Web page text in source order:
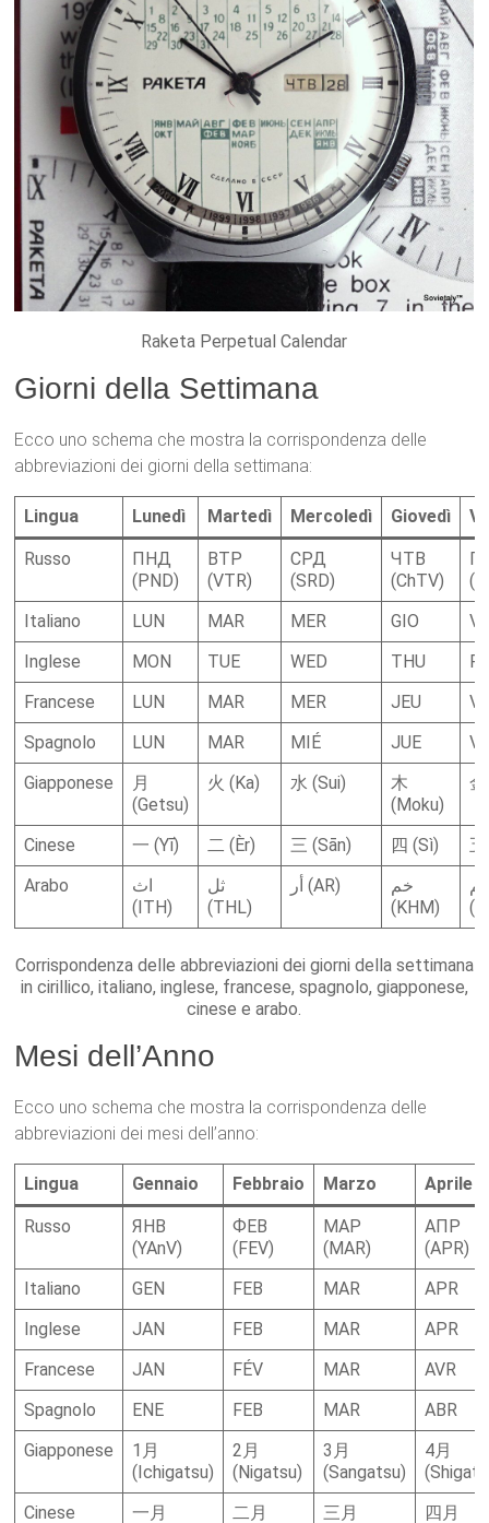
Raketa Perpetual Calendar
Giorni della Settimana
Ecco uno schema che mostra la corrispondenza delle
abbreviazioni dei giorni della settimana:
Lingua Lunedì Martedì Mercoledì Giovedì
Russo
ПНД
(PND)
ВТР
(VTR)
СРД
(SRD)
ЧТВ
(ChTV)
Italiano
LUN MAR MER GIO
Inglese
MON TUE WED THU
Francese
LUN MAR MER JEU
Spagnolo
LUN MAR MIÉ JUE
Giapponese
月
(Getsu)
火 (Ka) 水 (Sui)
木
(Moku)
Cinese 一 (Yī) 二 (Èr) 三 (Sān) 四 (Sì)
Arabo
اث
(ITH)
ثل
(THL)
أر (AR)
خم
(KHM)
Corrispondenza delle abbreviazioni dei giorni della settimana
in cirillico, italiano, inglese, francese, spagnolo, giapponese,
cinese e arabo.
Mesi dell’Anno
Ecco uno schema che mostra la corrispondenza delle
abbreviazioni dei mesi dell’anno:
Lingua Gennaio Febbraio Marzo Aprile
Russo
ЯНВ
(YAnV)
ФЕВ
(FEV)
МАР
(MAR)
АПР
(APR)
Italiano
GEN FEB MAR
APR
Inglese
JAN FEB MAR
APR
Francese
JAN FÉV MAR
AVR
Spagnolo
ENE FEB MAR
ABR
Giapponese
1月
(Ichigatsu)
2月
(Nigatsu)
3月
(Sangatsu)
4月
Cinese
一月 二月 三月 四月